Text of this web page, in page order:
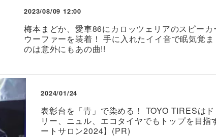
2023/08/09 12:00
梅本まどか、愛車86にカロッツェリアのスピーカ
ウーファーを装着！ 手に入れたイイ音で眠気覚
のは意外にもあの曲!!
2024/01/24
表彰台を「青」で染める！ TOYO TIRESは
リー、ニュル、エコタイヤでもトップを目指
ートサロン2024】(PR)